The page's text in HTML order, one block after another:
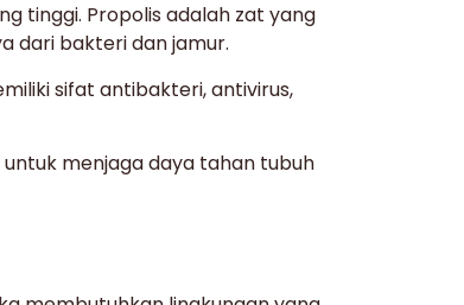
tinggi. Propolis adalah zat yang
dari bakteri dan jamur.
sifat antibakteri, antivirus,
menjaga daya tahan tubuh